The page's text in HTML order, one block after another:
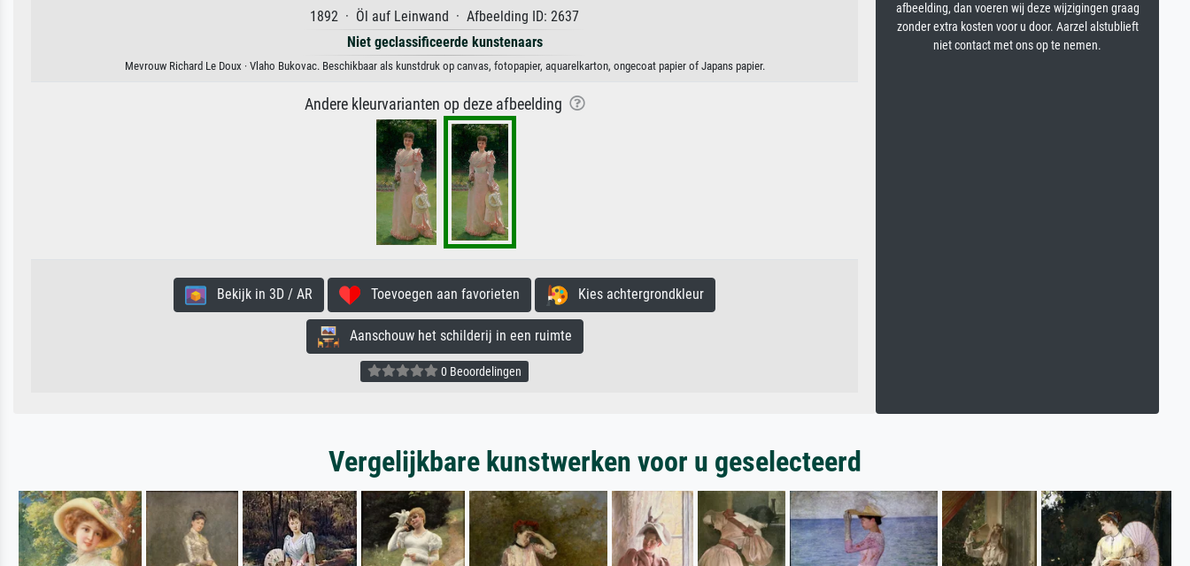
1892 · Öl auf Leinwand · Afbeelding ID: 2637
Niet geclassificeerde kunstenaars
Mevrouw Richard Le Doux · Vlaho Bukovac. Beschikbaar als kunstdruk op canvas, fotopapier, aquarelkarton, ongecoat papier of Japans papier.
Andere kleurvarianten op deze afbeelding
Bekijk in 3D / AR Toevoegen aan favorieten Kies achtergrondkleur
Aanschouw het schilderij in een ruimte
0 Beoordelingen
afbeelding, dan voeren wij deze wijzigingen graag
zonder extra kosten voor u door. Aarzel alstublieft
niet contact met ons op te nemen.
Vergelijkbare kunstwerken voor u geselecteerd